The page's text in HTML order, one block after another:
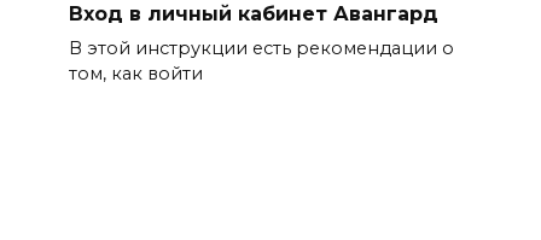
Вход в личный кабинет Авангард
В этой инструкции есть рекомендации о
том, как войти